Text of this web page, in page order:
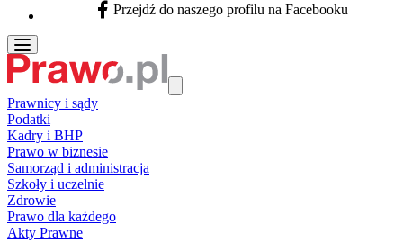
Facebook - otwiera się w nowej karcie
Przejdź do naszego profilu na Facebooku
Prawnicy i sądy
Podatki
Kadry i BHP
Prawo w biznesie
Samorząd i administracja
Szkoły i uczelnie
Zdrowie
Prawo dla każdego
Akty Prawne